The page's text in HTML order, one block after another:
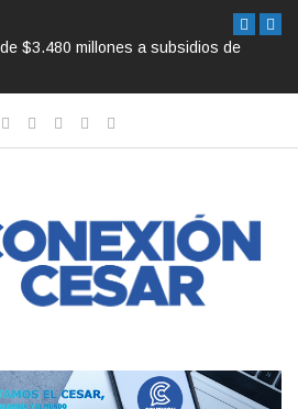
$3.480 millones a subsidios de